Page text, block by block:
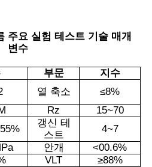
주요 실험 테스트 기술 매개
변수
부문
지수
열 축소 ≤8%
Rz
15~70
갱신 테
스트
4~7
안개 <00.6%
VLT ≥88%